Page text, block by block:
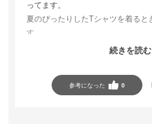
ってます。
夏のぴったりしたTシャツを着ると
す。
デザインもかわいいです。エクサ
続きを読む
参考になった 0